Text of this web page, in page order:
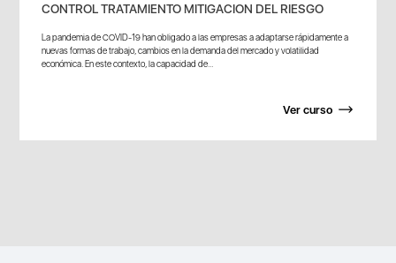
CONTROL TRATAMIENTO MITIGACION DEL RIESGO
La pandemia de COVID-19 han obligado a las empresas a adaptarse rápidamente a
nuevas formas de trabajo, cambios en la demanda del mercado y volatilidad
económica. En este contexto, la capacidad de...
Ver curso